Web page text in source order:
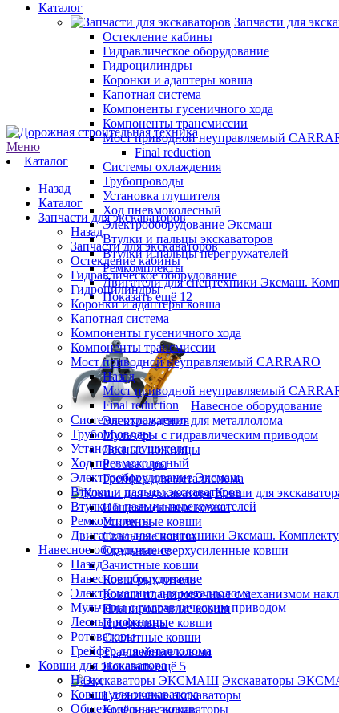
Каталог
Запчасти для
Остекление кабины
Гидравлическое оборудование
Гидроцилиндры
Коронки и адаптеры ковша
Капотная система
Компоненты гусеничного хода
Компоненты трансмиссии
Мост приводной неуправляемый
Final reduction
Системы охлаждения
Трубопроводы
Установка глушителя
Ход пневмоколесный
Электрооборудование Эксмаш
Втулки и пальцы экскаваторов
Втулки и пальцы перегружателей
Ремкомплекты
Двигатели для спецтехники Эксмаш.
Показать ещё 12
Навесное оборудование
Электромагнит для металлолома
Мульчеры с гидравлическим приводом
Лесные ножницы
Ротоваторы
Грейфер для металлолома
Ковши для
Общеземельные ковши
Усиленные ковши
Скальные ковши
Скальные сверхусиленные ковши
Зачистные ковши
Ковш-рыхлитель
Ковши планировочные с механизмом
Планировочные ковши
Профильные ковши
Скелетные ковши
Траншейные ковши
Показать ещё 5
Экскаваторы
Гусеничные экскаваторы
Колёсные экскаваторы
Меню
Каталог
Назад
Каталог
Запчасти для экскаваторов
Назад
Запчасти для экскаваторов
Остекление кабины
Гидравлическое оборудование
Гидроцилиндры
Коронки и адаптеры ковша
Капотная система
Компоненты гусеничного хода
Компоненты трансмиссии
Мост приводной неуправляемый CARRARO
Назад
Мост приводной неуправляемый
Final reduction
Системы охлаждения
Трубопроводы
Установка глушителя
Ход пневмоколесный
Электрооборудование Эксмаш
Втулки и пальцы экскаваторов
Втулки и пальцы перегружателей
Ремкомплекты
Двигатели для спецтехники Эксмаш.
Навесное оборудование
Назад
Навесное оборудование
Электромагнит для металлолома
Мульчеры с гидравлическим приводом
Лесные ножницы
Ротоваторы
Грейфер для металлолома
Ковши для экскаватора
Назад
Ковши для экскаватора
Общеземельные ковши